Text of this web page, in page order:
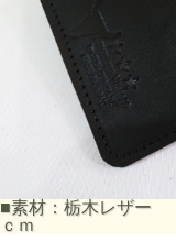
■素材：栃木レザー
ｃｍ